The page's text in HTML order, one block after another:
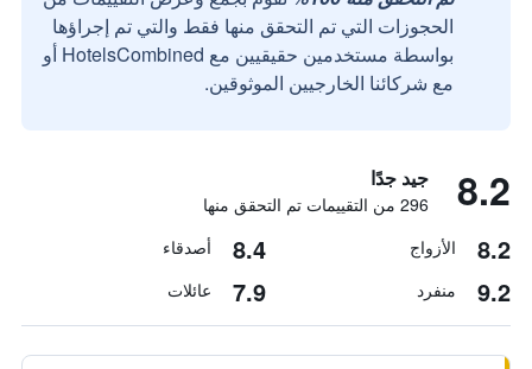
الحجوزات التي تم التحقق منها فقط والتي تم إجراؤها
بواسطة مستخدمين حقيقيين مع HotelsCombined أو
مع شركائنا الخارجيين الموثوقين.
8.2 جيد جدًا
296 من التقييمات تم التحقق منها
8.2 الأزواج 8.4 أصدقاء
9.2 منفرد 7.9 عائلات